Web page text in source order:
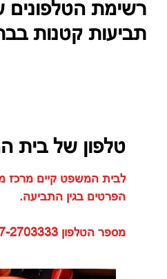
רשימת
תביעות קטנות
טלפון של בית
לבית המשפט קיים מרכז
הפרטים בגין התביעה.
מספר הטלפון 077-2703333 או 3852*